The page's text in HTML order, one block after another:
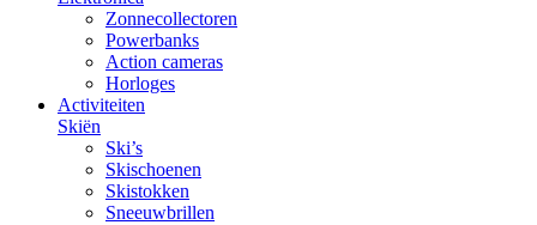
Zonnecollectoren
Powerbanks
Action cameras
Horloges
Activiteiten
Skiën
Ski’s
Skischoenen
Skistokken
Sneeuwbrillen